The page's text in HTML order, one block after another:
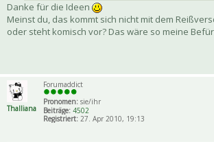
Danke für die Ideen
Meinst du, das kommt sich nicht mit dem
oder steht komisch vor? Das wäre so meine
Thalliana
Forumaddict
Pronomen: sie/ihr
Beiträge: 4502
Registriert: 27. Apr 2010, 19:13